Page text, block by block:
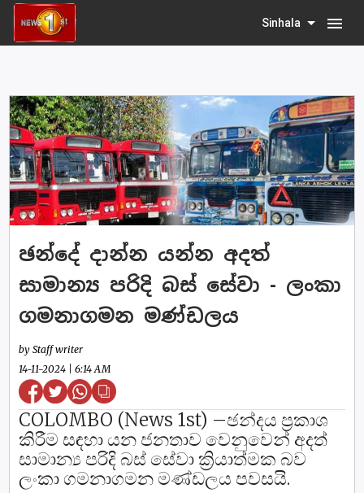
Sinhala menu
ඡන්දේ දාන්න යන්න අදත්
සාමාන්‍ය පරිදි බස් සේවා - ලංකා
ගමනාගමන මණ්ඩලය
by Staff writer
14-11-2024 | 6:14 AM
COLOMBO (News 1st) –ඡන්දය ප්‍රකාශ
කිරීම සඳහා යන ජනතාව වෙනුවෙන් අදත්
සාමාන්‍ය පරිදි බස් සේවා ක්‍රියාත්මක බව
ලංකා ගමනාගමන මණ්ඩලය පවසයි.